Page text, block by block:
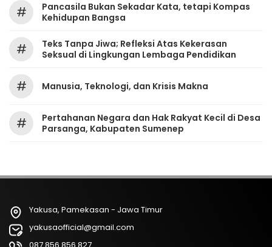
#
Pancasila Bukan Sekadar Kata, tetapi Kompas
Kehidupan Bangsa
#
Teks Tanpa Jiwa; Refleksi Atas Kekerasan
Seksual di Lingkungan Lembaga Pendidikan
# Manusia, Teknologi, dan Krisis Makna
#
Pertahanan Negara dan Hak Rakyat Kecil di Desa
Parsanga, Kabupaten Sumenep
Yakusa, Pamekasan - Jawa Timur
yakusaofficial@gmail.com